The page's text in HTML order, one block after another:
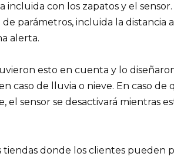
incluida con los zapatos y el
parámetros, incluida la distancia
alerta.
esto en cuenta y lo
caso de lluvia o nieve. En caso
sensor se desactivará mientras
tiendas donde los clientes pueden